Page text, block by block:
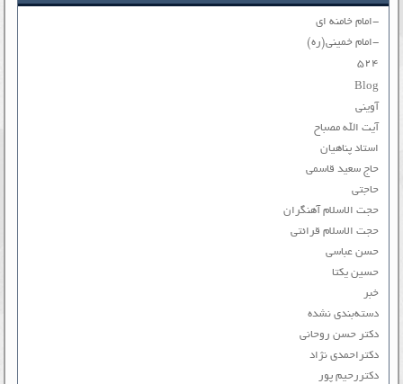
-امام خامنه ای
-امام خمینی(ره)
۵۲۴
Blog
آوینی
آیت الله مصباح
استاد پناهیان
حاج سعید قاسمی
حاجتی
حجت الاسلام آهنگران
حجت الاسلام قرائتی
حسن عباسی
حسین یکتا
خبر
دسته‌بندی نشده
دکتر حسن روحانی
دکتراحمدی نژاد
دکتررحیم پور